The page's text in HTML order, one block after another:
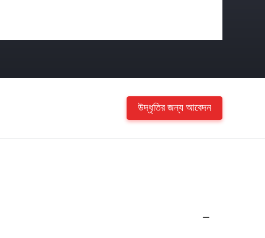
উদ্ধৃতির জন্য আবেদন